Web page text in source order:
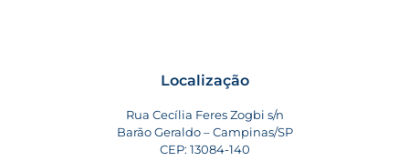
Localização
Rua Cecília Feres Zogbi s/n
Barão Geraldo – Campinas/SP
CEP: 13084-140